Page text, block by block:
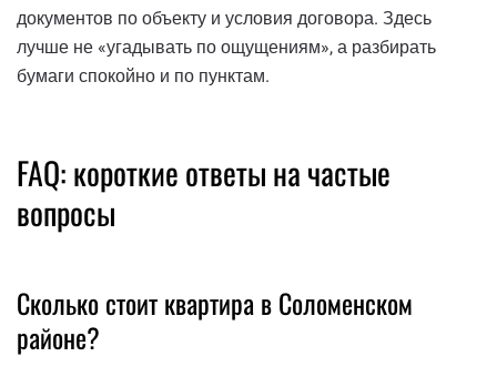
документов по объекту и условия договора. Здесь
лучше не «угадывать по ощущениям», а разбирать
бумаги спокойно и по пунктам.
FAQ: короткие ответы на частые
вопросы
Сколько стоит квартира в Соломенском
районе?